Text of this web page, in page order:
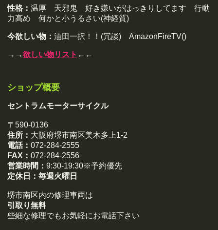
性格： 温厚 天邪鬼 好き嫌いがはっきりしてます 行動
力高め 何かと小うるさい(神経質)
今欲しい物： 油田一択！！(冗談) AmazonFireTV()
→→欲しい物リスト ←←
ショップ概要
セントラムモーターサイクル
〒590-0136
住所： 大阪府堺市南区美木多上1-2
電話： 072-284-2555
FAX： 072-284-2556
営業時間： 9:30-19:30※予約優先
定休日： 毎週火曜日
堺市南区内の修理車両は
引取り無料
些細な修理でもお気軽にお電話下さい